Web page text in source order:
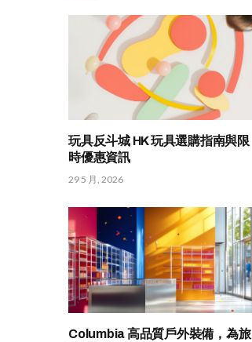
玩具反斗城 HK 玩具選購指南與限
時優惠資訊
29 5 月, 2026
Columbia 高品質戶外裝備，為旅